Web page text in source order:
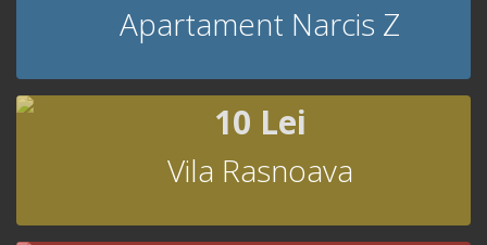
Apartament Narcis Z
10 Lei
Vila Rasnoava